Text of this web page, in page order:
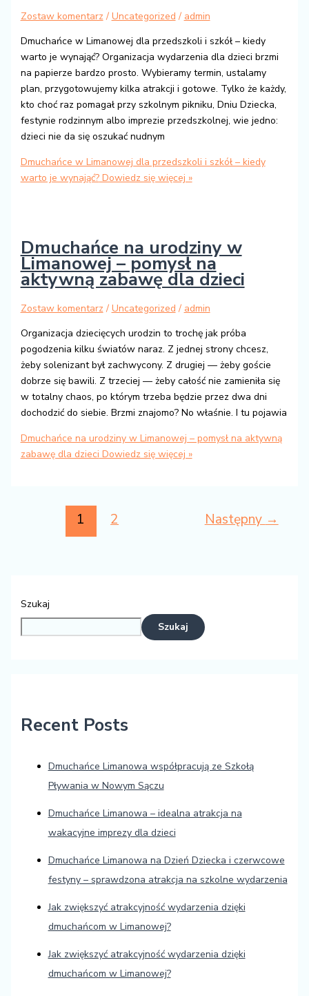
Zostaw komentarz / Uncategorized / admin
Dmuchańce w Limanowej dla przedszkoli i szkół – kiedy
warto je wynająć? Organizacja wydarzenia dla dzieci brzmi
na papierze bardzo prosto. Wybieramy termin, ustalamy
plan, przygotowujemy kilka atrakcji i gotowe. Tylko że każdy,
kto choć raz pomagał przy szkolnym pikniku, Dniu Dziecka,
festynie rodzinnym albo imprezie przedszkolnej, wie jedno:
dzieci nie da się oszukać nudnym
Dmuchańce w Limanowej dla przedszkoli i szkół – kiedy
warto je wynająć?Dowiedz się więcej »
Dmuchańce na urodziny w
Limanowej – pomysł na
aktywną zabawę dla dzieci
Zostaw komentarz / Uncategorized / admin
Organizacja dziecięcych urodzin to trochę jak próba
pogodzenia kilku światów naraz. Z jednej strony chcesz,
żeby solenizant był zachwycony. Z drugiej — żeby goście
dobrze się bawili. Z trzeciej — żeby całość nie zamieniła się
w totalny chaos, po którym trzeba będzie przez dwa dni
dochodzić do siebie. Brzmi znajomo? No właśnie. I tu pojawia
Dmuchańce na urodziny w Limanowej – pomysł na aktywną
zabawę dla dzieci Dowiedz się więcej »
1 2 Następny→
Szukaj
Szukaj
Recent Posts
Dmuchańce Limanowa współpracują ze Szkołą
Pływania w Nowym Sączu
Dmuchańce Limanowa – idealna atrakcja na
wakacyjne imprezy dla dzieci
Dmuchańce Limanowa na Dzień Dziecka i czerwcowe
festyny – sprawdzona atrakcja na szkolne wydarzenia
Jak zwiększyć atrakcyjność wydarzenia dzięki
dmuchańcom w Limanowej?
Jak zwiększyć atrakcyjność wydarzenia dzięki
dmuchańcom w Limanowej?